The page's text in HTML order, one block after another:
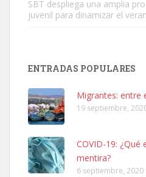
Leales.org » Gran Canaria
SBT despliega una amplia
juvenil para dinamizar el
ENTRADAS POPULARES
Migrantes: entre
19 septiembre,
COVID-19: ¿Qué
mentira?
6 septiembre, 2020